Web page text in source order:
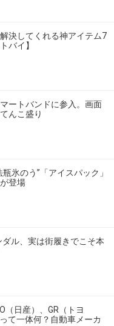
決してくれる神アイテム7
バイ】
ートバンドに参入。画面
んこ盛り
氷のう”「アイスパック」
登場
ル、実は街履きでこそ本
（日産）、GR（トヨ
て一体何？自動車メーカ